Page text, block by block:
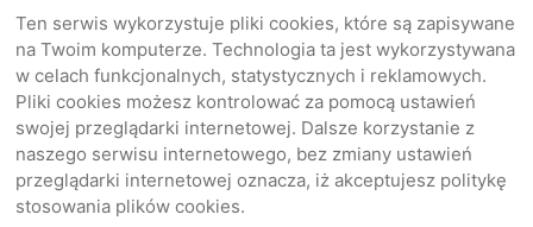
Ten serwis wykorzystuje pliki cookies, które są zapisywane
na Twoim komputerze. Technologia ta jest wykorzystywana
w celach funkcjonalnych, statystycznych i reklamowych.
Pliki cookies możesz kontrolować za pomocą ustawień
swojej przeglądarki internetowej. Dalsze korzystanie z
naszego serwisu internetowego, bez zmiany ustawień
przeglądarki internetowej oznacza, iż akceptujesz politykę
stosowania plików cookies.